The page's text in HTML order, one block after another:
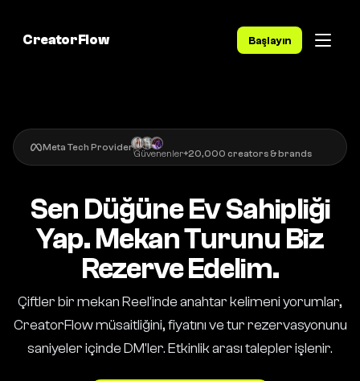
CreatorFlow Başlayın
Meta Tech Provider
Güvenenler+20,000 creators & brands
Sen Düğüne Ev Sahipliği
Yap. Mekan Turunu Biz
Rezerve Edelim.
Çiftler bir mekan Reel'inde anahtar kelimeni yorumlar,
CreatorFlow müsaitliğini, fiyatını ve tur rezervasyonunu
saniyeler içinde DM'ler. Etkinlik arası talepler işlenir.